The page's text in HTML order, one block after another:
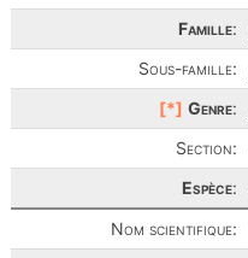
Famille:
Sous-famille:
[*] Genre:
Section:
Espèce:
Nom scientifique: